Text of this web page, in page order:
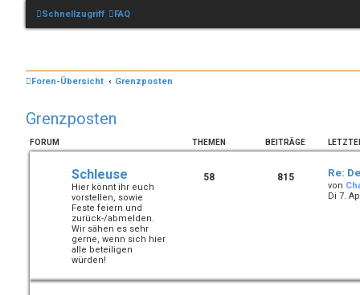
Schnellzugriff FAQ
Foren-Übersicht Grenzposten
Grenzposten
FORUM THEMEN BEITRÄGE
Schleuse
Hier könnt ihr euch
vorstellen, sowie
Feste feiern und
zurück-/abmelden.
Wir sähen es sehr
gerne, wenn sich hier
alle beteiligen
würden!
58 815 Re:
von
Di 7.